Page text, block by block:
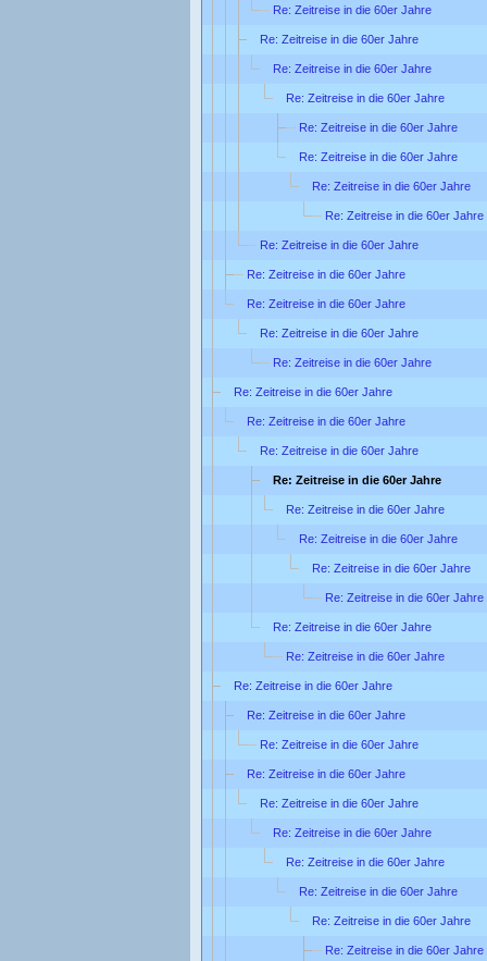
Re: Zeitreise in die 60er Jahre
Re: Zeitreise in die 60er Jahre
Re: Zeitreise in die 60er Jahre
Re: Zeitreise in die 60er Jahre
Re: Zeitreise in die 60er Jahre
Re: Zeitreise in die 60er Jahre
Re: Zeitreise in die 60er Jahre
Re: Zeitreise in die 60er Jahre
Re: Zeitreise in die 60er Jahre
Re: Zeitreise in die 60er Jahre
Re: Zeitreise in die 60er Jahre
Re: Zeitreise in die 60er Jahre
Re: Zeitreise in die 60er Jahre
Re: Zeitreise in die 60er Jahre
Re: Zeitreise in die 60er Jahre
Re: Zeitreise in die 60er Jahre
Re: Zeitreise in die 60er Jahre
Re: Zeitreise in die 60er Jahre
Re: Zeitreise in die 60er Jahre
Re: Zeitreise in die 60er Jahre
Re: Zeitreise in die 60er Jahre
Re: Zeitreise in die 60er Jahre
Re: Zeitreise in die 60er Jahre
Re: Zeitreise in die 60er Jahre
Re: Zeitreise in die 60er Jahre
Re: Zeitreise in die 60er Jahre
Re: Zeitreise in die 60er Jahre
Re: Zeitreise in die 60er Jahre
Re: Zeitreise in die 60er Jahre
Re: Zeitreise in die 60er Jahre
Re: Zeitreise in die 60er Jahre
Re: Zeitreise in die 60er Jahre
Re: Zeitreise in die 60er Jahre